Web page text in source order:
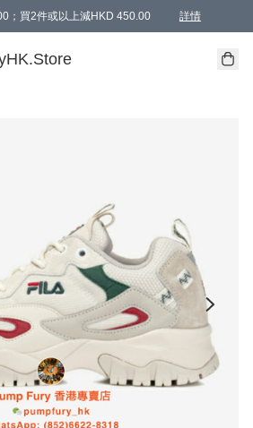
；買2件或以上減HKD 450.00 詳情
（按會員等級）AAPE products, members can
100.00
惠！（適用於 特定的送貨方式 )